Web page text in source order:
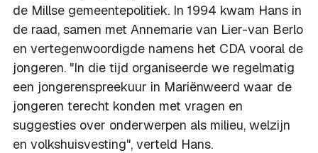
de Millse gemeentepolitiek. In 1994 kwam Hans in
de raad, samen met Annemarie van Lier-van Berlo
en vertegenwoordigde namens het CDA vooral de
jongeren. "In die tijd organiseerde we regelmatig
een jongerenspreekuur in Mariënweerd waar de
jongeren terecht konden met vragen en
suggesties over onderwerpen als milieu, welzijn
en volkshuisvesting", verteld Hans.